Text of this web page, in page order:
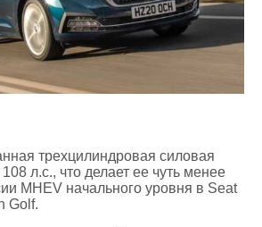
трехцилиндровая силовая
л.с., что делает ее чуть менее
MHEV начального уровня в Seat
Golf.